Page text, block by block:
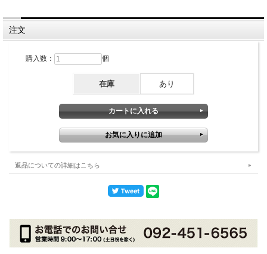
注文
購入数： 個
在庫 あり
返品についての詳細はこちら